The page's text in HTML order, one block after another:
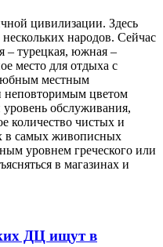
цивилизации. Здесь
народов. Сейчас
– турецкая, южная –
место для отдыха с
местным
неповторимым цветом
обслуживания,
количество чистых и
в самых живописных
уровнем греческого или
в магазинах и
ДЦ ищут в